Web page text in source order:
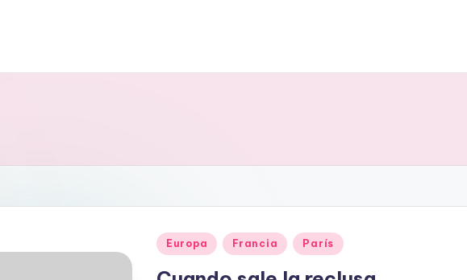
Publicado
Europa Francia París